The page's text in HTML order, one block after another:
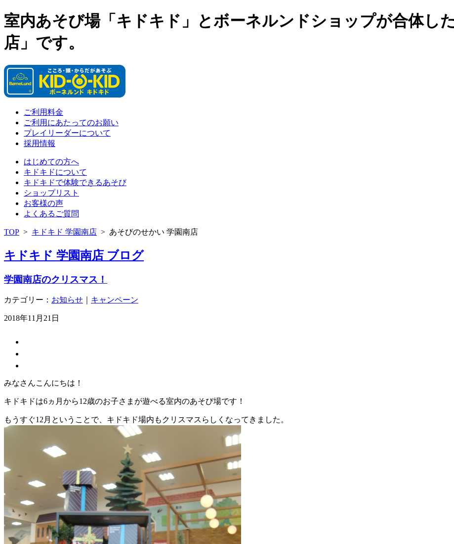
室内あそび場「キドキド」とボーネルンドショップが合体し
店」です。
ご利用料金
ご利用にあたってのお願い
プレイリーダーについて
採用情報
はじめての方へ
キドキドについて
キドキドで体験できるあそび
ショップリスト
お客様の声
よくあるご質問
TOP > キドキド 学園南店 > あそびのせかい 学園南店
キドキド 学園南店 ブログ
学園南店のクリスマス！
カテゴリー： お知らせ キャンペーン
2018年11月21日
みなさんこんにちは！
キドキドは6ヵ月から12歳のお子さまが遊べる室内のあそび場です！
もうすぐ12月ということで、キドキド場内もクリスマスらしくなってきました。